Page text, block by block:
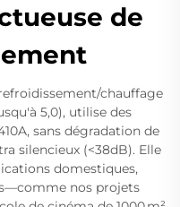
de
chauffage
5,0), utilise des
sans dégradation de
silencieux (<38dB). Elle
domestiques,
nos projets